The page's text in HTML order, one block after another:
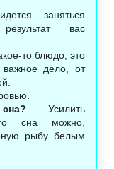
заняться
вас
то блюдо, это
важное дело, от
Усилить
сна можно,
рыбу белым